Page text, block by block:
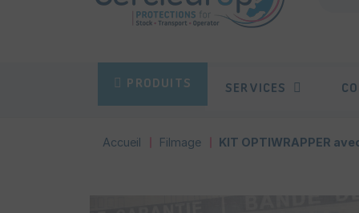
PRODUITS SERVICES
Accueil Filmage KIT OPTIWRAPPER